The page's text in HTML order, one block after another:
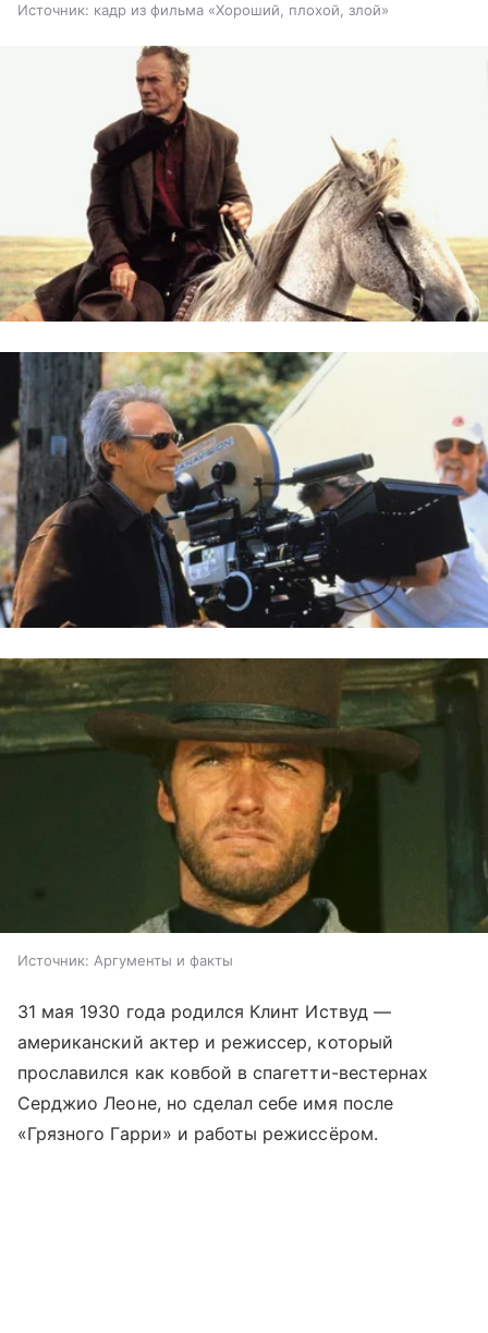
Источник: кадр из фильма «Хороший, плохой, злой»
Источник: Аргументы и факты
31 мая 1930 года родился Клинт Иствуд —
американский актер и режиссер, который
прославился как ковбой в спагетти-вестернах
Серджио Леоне, но сделал себе имя после
«Грязного Гарри» и работы режиссёром.